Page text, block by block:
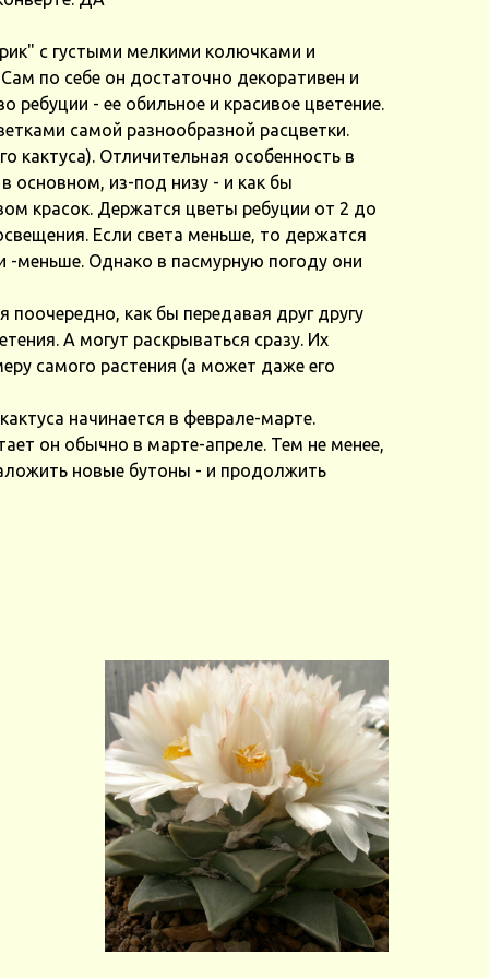
с густыми мелкими колючками и
по себе он достаточно декоративен и
ребуции - ее обильное и красивое цветение.
самой разнообразной расцветки.
кактуса). Отличительная особенность в
основном, из-под низу - и как бы
красок. Держатся цветы ребуции от 2 до
Если света меньше, то держатся
-меньше. Однако в пасмурную погоду они
поочередно, как бы передавая друг другу
А могут раскрываться сразу. Их
самого растения (а может даже его
начинается в феврале-марте.
он обычно в марте-апреле. Тем не менее,
новые бутоны - и продолжить